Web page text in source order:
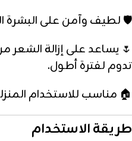
🛡️ لطيف وآمن على البشرة
🌷 يساعد على إزالة الشعر
تدوم لفترة أطول.
🏠 مناسب للاستخدام
طريقة الاستخدام